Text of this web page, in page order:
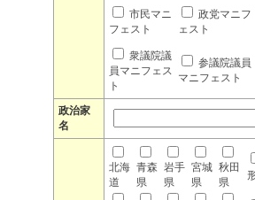
市民マニ
フェスト
政党マニフ
ェスト
衆議院議
員マニフェス
ト
参議院議員
マニフェスト
政治家
名
北海
道
青森
県
岩手
県
宮城
県
秋田
県